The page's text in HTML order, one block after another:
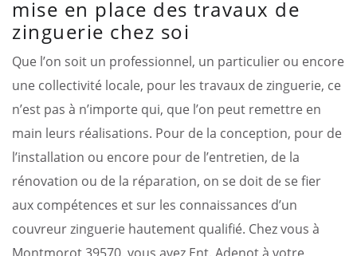
mise en place des travaux de
zinguerie chez soi
Que l’on soit un professionnel, un particulier ou encore
une collectivité locale, pour les travaux de zinguerie, ce
n’est pas à n’importe qui, que l’on peut remettre en
main leurs réalisations. Pour de la conception, pour de
l’installation ou encore pour de l’entretien, de la
rénovation ou de la réparation, on se doit de se fier
aux compétences et sur les connaissances d’un
couvreur zinguerie hautement qualifié. Chez vous à